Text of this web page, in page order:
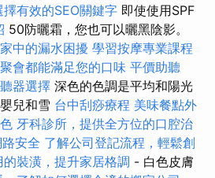
擇有效的SEO關鍵字 即使使用SPF
50防曬霜，您也可以曬黑陰影。
中的漏水困擾 學習按摩專業課程
會都能滿足您的口味 平價助聽
器選擇 深色的色調是平均和陽光
兒和雪 台中刮痧療程 美味餐點外
牙科診所，提供全方位的口腔治
安全 了解公司登記流程，輕鬆創
的裝潢，提升家居格調 - 白色皮膚